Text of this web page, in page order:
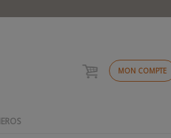
MON COMPTE